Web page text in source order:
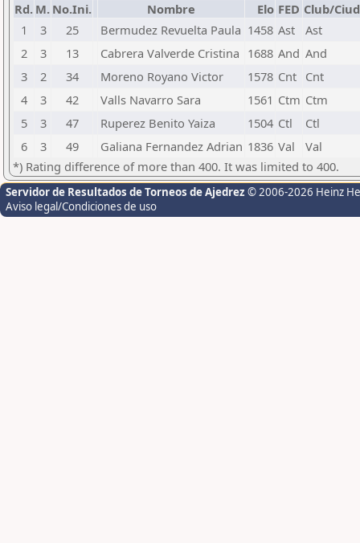
Rd. M. No.Ini. Nombre Elo FED Club/
1
3 25 Bermudez Revuelta Paula 1458 Ast
Ast
2
3 13 Cabrera Valverde Cristina 1688 And And
3
2 34 Moreno Royano Victor 1578 Cnt Cnt
4
3 42 Valls Navarro Sara 1561 Ctm Ctm
5
3 47 Ruperez Benito Yaiza 1504 Ctl
Ctl
6
3 49 Galiana Fernandez Adrian 1836 Val
Val
*) Rating difference of more than 400. It was limited to 400.
Servidor de Resultados de Torneos de Ajedrez © 2006-2026 Heinz
Aviso legal/Condiciones de uso